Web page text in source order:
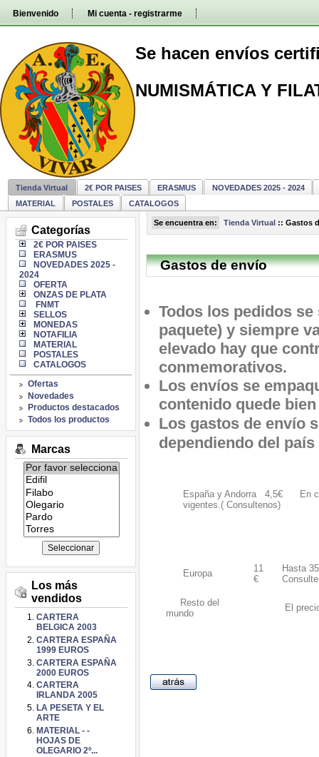
directamente
Bienvenido Mi cuenta - registrarme
Se hacen envíos
NUMISMÁTICA Y
Tienda Virtual 2€ POR PAISES ERASMUS
NOVEDADES 2025 - 2024
MATERIAL
POSTALES CATALOGOS
Categorías
2€ POR PAISES
ERASMUS
NOVEDADES 2025 -
2024
OFERTA
ONZAS DE PLATA
FNMT
SELLOS
MONEDAS
NOTAFILIA
MATERIAL
POSTALES
CATALOGOS
Ofertas
Novedades
Productos destacados
Todos los productos
Marcas
Listado
de
marcas:
Los más
vendidos
CARTERA
BELGICA 2003
CARTERA ESPAÑA
1999 EUROS
CARTERA ESPAÑA
2000 EUROS
CARTERA
IRLANDA 2005
LA PESETA Y EL
ARTE
MATERIAL - -
HOJAS DE
OLEGARIO 2º...
Se encuentra en: Tienda Virtual:: Gastos
Gastos de envío
Todos los pedidos
paquete) y siempre
elevado hay que
conmemorativos.
Los envíos se
contenido quede
Los gastos de envío
dependiendo del
España y Andorra 4,5€ En
vigentes.( Consultenos)
Europa
11
€
Hasta
Resto del
mundo
El